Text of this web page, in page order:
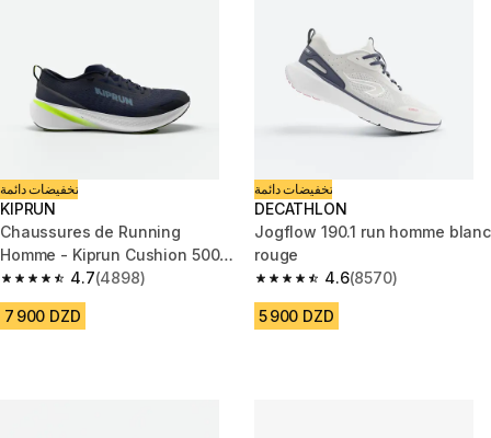
تخفيضات دائمة
KIPRUN
Chaussures de Running
Homme - Kiprun Cushion 500
Bleu
4.7
4.7 out of 5 stars from 4898 reviews
(4898)
7 900 DZD
تخفيضات دائمة
DECATHLON
Jogflow 190.1 run homme blanc
rouge
4.6
4.6 out of 5 stars from 8570
(8570)
5 900 DZD